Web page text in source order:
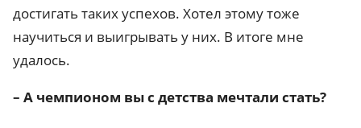
достигать таких успехов. Хотел этому тоже
научиться и выигрывать у них. В итоге мне
удалось.
– А чемпионом вы с детства мечтали стать?